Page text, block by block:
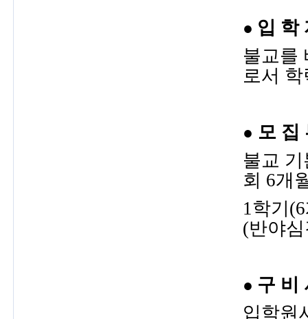
● 입 학
불교를
로서
● 모 집
불교
회 6개
1학기
(반야
● 구 비
입학원